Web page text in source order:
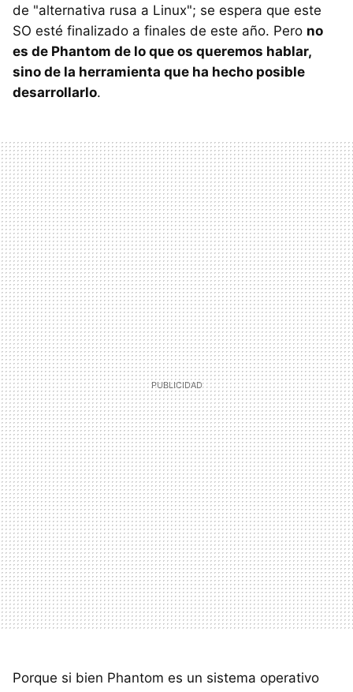
de "alternativa rusa a Linux"; se espera que este
SO esté finalizado a finales de este año. Pero no
es de Phantom de lo que os queremos hablar,
sino de la herramienta que ha hecho posible
desarrollarlo.
Porque si bien Phantom es un sistema operativo